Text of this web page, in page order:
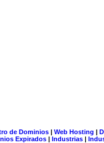
de Dominios| Web Hosting |
Expirados | Industrias |